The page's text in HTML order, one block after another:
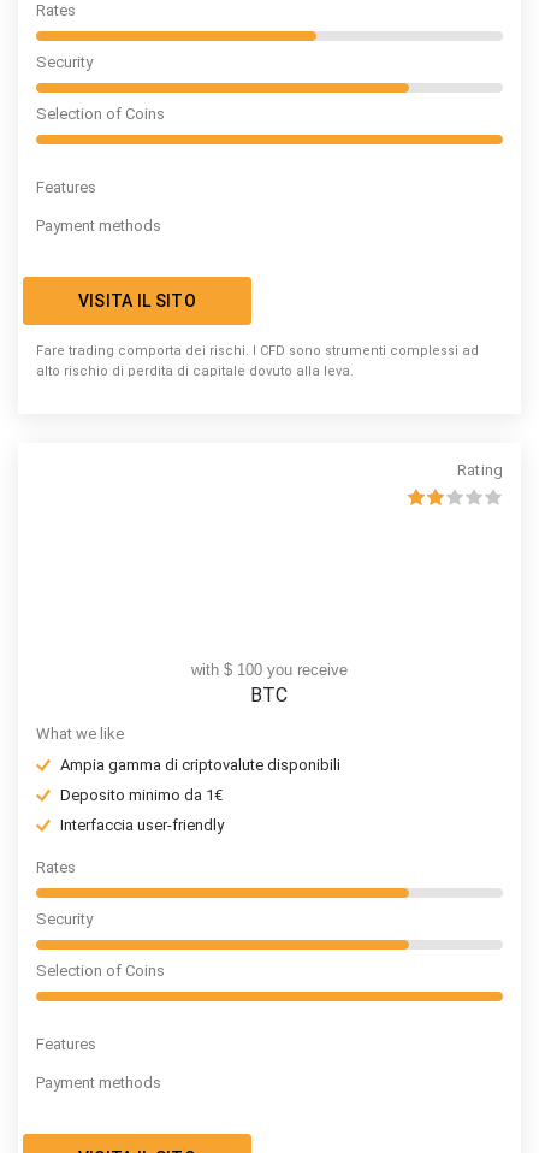
Rates
Security
Selection of Coins
Features
Payment methods
VISITA IL SITO
Fare trading comporta dei rischi. I CFD sono strumenti complessi ad
alto rischio di perdita di capitale dovuto alla leva.
Rating
with $ 100 you receive
BTC
What we like
Ampia gamma di criptovalute disponibili
Deposito minimo da 1€
Interfaccia user-friendly
Rates
Security
Selection of Coins
Features
Payment methods